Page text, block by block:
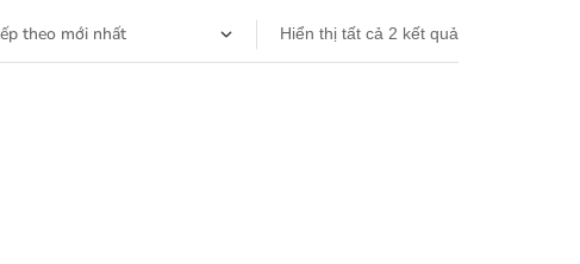
Hiển thị tất cả 2 kết quả